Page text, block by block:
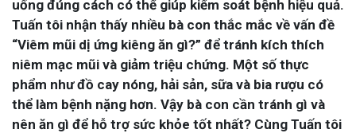
uống đúng cách có thể giúp kiểm soát bệnh hiệu quả.
Tuấn tôi nhận thấy nhiều bà con thắc mắc về vấn đề
“Viêm mũi dị ứng kiêng ăn gì?” để tránh kích thích
niêm mạc mũi và giảm triệu chứng. Một số thực
phẩm như đồ cay nóng, hải sản, sữa và bia rượu có
thể làm bệnh nặng hơn. Vậy bà con cần tránh gì và
nên ăn gì để hỗ trợ sức khỏe tốt nhất? Cùng Tuấn tôi